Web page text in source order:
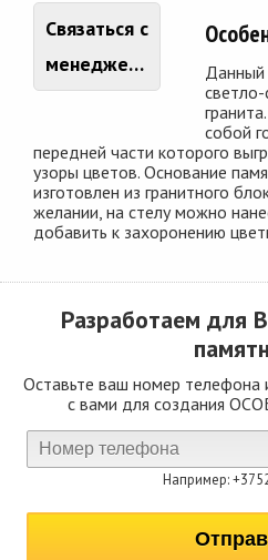
Связаться с
менеджером
Данный
светло-
собой
передней части которого
узоры цветов. Основание
изготовлен из гранитного
желании, на стелу можно
добавить к захоронению
Разработаем для
Оставьте ваш номер телефона
с вами для создания
Например: